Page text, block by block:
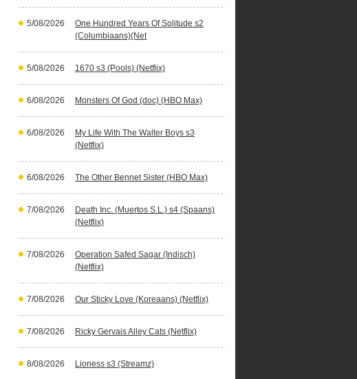
5/08/2026
One Hundred Years Of Solitude s2
(Columbiaans)(Net
5/08/2026 1670 s3 (Pools) (Netflix)
6/08/2026 Monsters Of God (doc) (HBO Max)
6/08/2026
My Life With The Walter Boys s3
(Netflix)
6/08/2026 The Other Bennet Sister (HBO Max)
7/08/2026
Death Inc. (Muertos S.L.) s4 (Spaans)
(Netflix)
7/08/2026
Operation Safed Sagar (Indisch)
(Netflix)
7/08/2026 Our Sticky Love (Koreaans) (Netflix)
7/08/2026 Ricky Gervais Alley Cats (Netflix)
8/08/2026 Lioness s3 (Streamz)